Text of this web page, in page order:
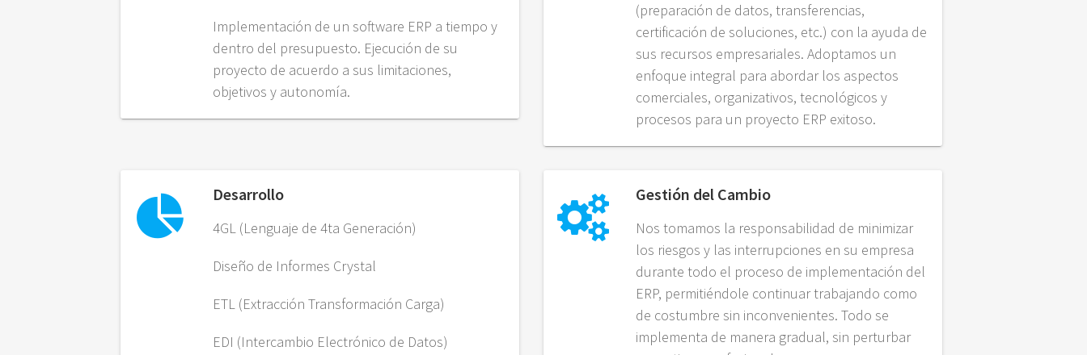
Implementación de un software ERP a tiempo y
dentro del presupuesto. Ejecución de su
proyecto de acuerdo a sus limitaciones,
objetivos y autonomía.
(preparación de datos, transferencias,
certificación de soluciones, etc.) con la ayuda de
sus recursos empresariales. Adoptamos un
enfoque integral para abordar los aspectos
comerciales, organizativos, tecnológicos y
procesos para un proyecto ERP exitoso.
Desarrollo
4GL (Lenguaje de 4ta Generación)
Diseño de Informes Crystal
ETL (Extracción Transformación Carga)
EDI (Intercambio Electrónico de Datos)
Gestión del Cambio
Nos tomamos la responsabilidad de minimizar
los riesgos y las interrupciones en su empresa
durante todo el proceso de implementación del
ERP, permitiéndole continuar trabajando como
de costumbre sin inconvenientes. Todo se
implementa de manera gradual, sin perturbar